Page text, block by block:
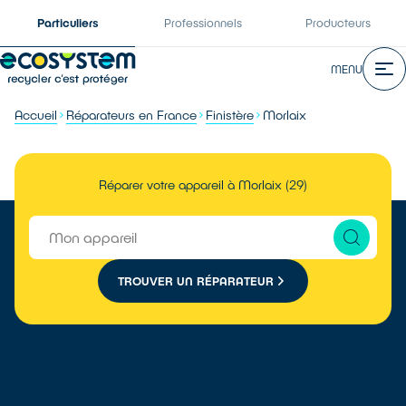
Particuliers Professionnels Producteurs
MENU
Accueil Réparateurs en France Finistère Morlaix
Réparer votre appareil à Morlaix (29)
TROUVER UN RÉPARATEUR